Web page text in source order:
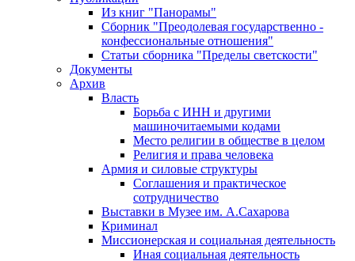
Из книг "Панорамы"
Сборник "Преодолевая государственно -
конфессиональные отношения"
Статьи сборника "Пределы светскости"
Документы
Архив
Власть
Борьба с ИНН и другими
машиночитаемыми кодами
Место религии в обществе в целом
Религия и права человека
Армия и силовые структуры
Соглашения и практическое
сотрудничество
Выставки в Музее им. А.Сахарова
Криминал
Миссионерская и социальная деятельность
Иная социальная деятельность